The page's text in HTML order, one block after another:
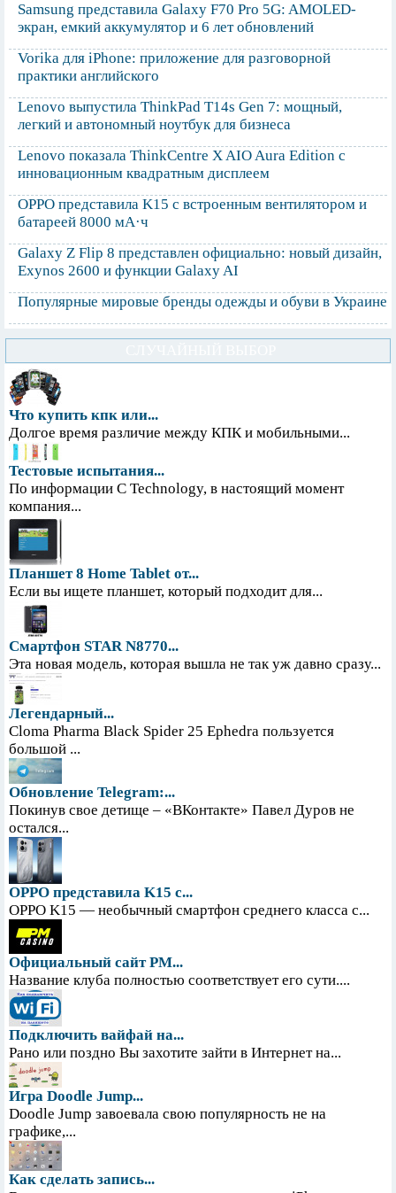
Samsung представила Galaxy F70 Pro 5G: AMOLED-
экран, емкий аккумулятор и 6 лет обновлений
Vorika для iPhone: приложение для разговорной
практики английского
Lenovo выпустила ThinkPad T14s Gen 7: мощный,
легкий и автономный ноутбук для бизнеса
Lenovo показала ThinkCentre X AIO Aura Edition с
инновационным квадратным дисплеем
OPPO представила K15 с встроенным вентилятором и
батареей 8000 мА·ч
Galaxy Z Flip 8 представлен официально: новый дизайн,
Exynos 2600 и функции Galaxy AI
Популярные мировые бренды одежды и обуви в Украине
Что купить кпк или...
Долгое время различие между КПК и мобильными...
Тестовые испытания...
По информации С Technology, в настоящий момент
компания...
Планшет 8 Home Tablet от...
Если вы ищете планшет, который подходит для...
Смартфон STAR N8770...
Эта новая модель, которая вышла не так уж давно сразу...
Легендарный...
Cloma Pharma Black Spider 25 Ephedra пользуется
большой ...
Обновление Telegram:...
Покинув свое детище – «ВКонтакте» Павел Дуров не
остался...
OPPO представила K15 с...
OPPO K15 — необычный смартфон среднего класса с...
Официальный сайт PM...
Название клуба полностью соответствует его сути....
Подключить вайфай на...
Рано или поздно Вы захотите зайти в Интернет на...
Игра Doodle Jump...
Doodle Jump завоевала свою популярность не на
графике,...
Как сделать запись...